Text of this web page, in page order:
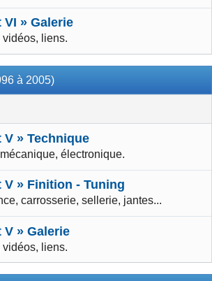
VI » Galerie
vidéos, liens.
à 2005)
V » Technique
électronique.
V » Finition - Tuning
carrosserie, sellerie, jantes...
V » Galerie
liens.